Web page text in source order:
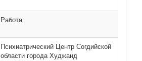
Работа
Психиатрический Центр Согдийской
области города Худжанд